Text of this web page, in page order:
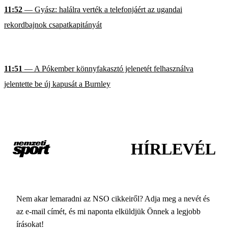
11:52 — Gyász: halálra verték a telefonjáért az ugandai
rekordbajnok csapatkapitányát
11:51 — A Pókember könnyfakasztó jelenetét felhasználva
jelentette be új kapusát a Burnley
HÍRLEVÉL
Nem akar lemaradni az NSO cikkeiről? Adja meg a nevét és
az e-mail címét, és mi naponta elküldjük Önnek a legjobb
írásokat!